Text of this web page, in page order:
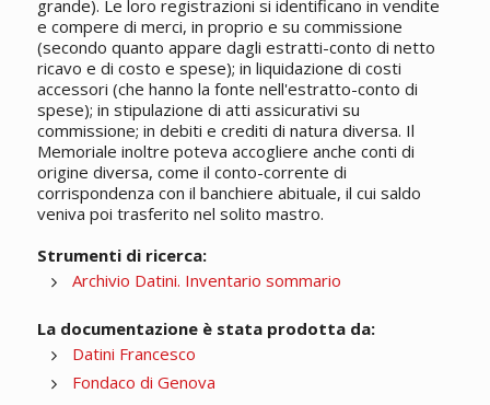
grande). Le loro registrazioni si identificano in vendite
e compere di merci, in proprio e su commissione
(secondo quanto appare dagli estratti-conto di netto
ricavo e di costo e spese); in liquidazione di costi
accessori (che hanno la fonte nell'estratto-conto di
spese); in stipulazione di atti assicurativi su
commissione; in debiti e crediti di natura diversa. Il
Memoriale inoltre poteva accogliere anche conti di
origine diversa, come il conto-corrente di
corrispondenza con il banchiere abituale, il cui saldo
veniva poi trasferito nel solito mastro.
Strumenti di ricerca:
Archivio Datini. Inventario sommario
La documentazione è stata prodotta da:
Datini Francesco
Fondaco di Genova